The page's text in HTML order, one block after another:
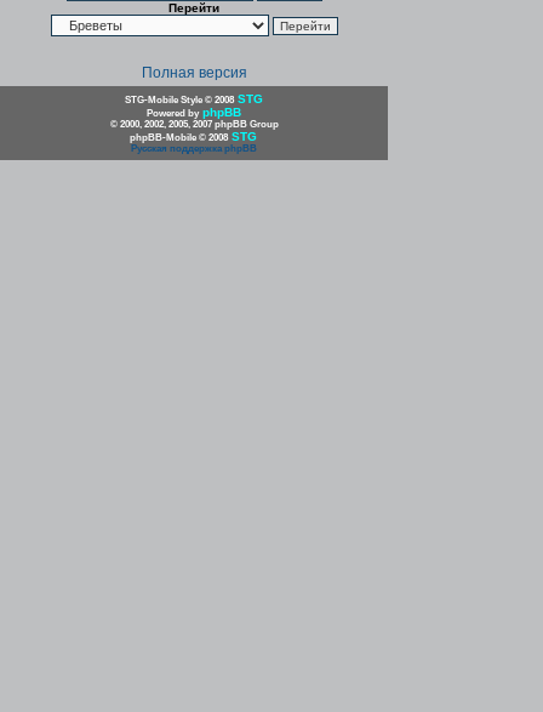
Перейти
Полная версия
STG-Mobile Style © 2008 STG
Powered by phpBB
© 2000, 2002, 2005, 2007 phpBB Group
phpBB-Mobile © 2008 STG
Русская поддержка phpBB